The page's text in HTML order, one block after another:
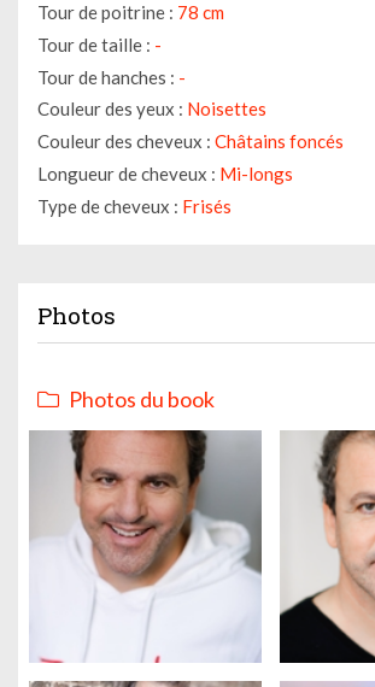
Tour de poitrine : 78 cm
Tour de taille : -
Tour de hanches : -
Couleur des yeux : Noisettes
Couleur des cheveux : Châtains foncés
Longueur de cheveux : Mi-longs
Type de cheveux : Frisés
Photos
Photos du book